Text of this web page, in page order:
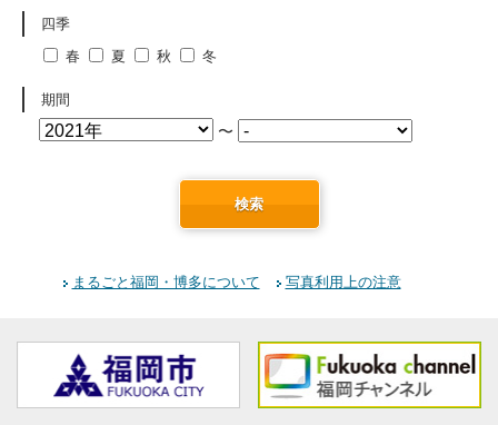
四季
春
夏 秋 冬
期間
〜
検索
まるごと福岡・博多について 写真利用上の注意